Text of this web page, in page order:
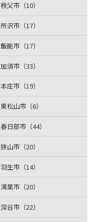
秩父市（10）
所沢市（17）
飯能市（17）
加須市（33）
本庄市（19）
東松山市（6）
春日部市（44）
狭山市（20）
羽生市（14）
鴻巣市（20）
深谷市（22）